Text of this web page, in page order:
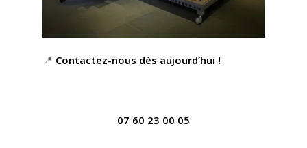
📍 Contactez-nous dès aujourd’hui !
07 60 23 00 05